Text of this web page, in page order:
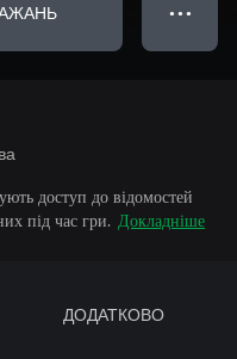
● ● ●
доступ до відомостей
під час гри. Докладніше
ДОДАТКОВО